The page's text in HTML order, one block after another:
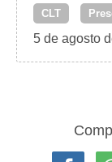
CLT
5 de agosto